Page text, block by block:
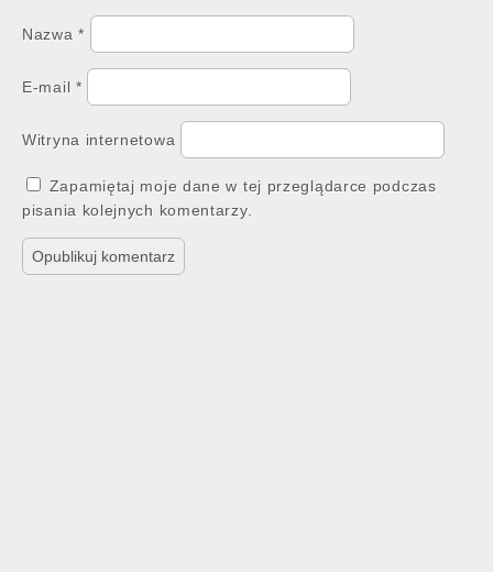
Nazwa*
E-mail *
Witryna internetowa
Zapamiętaj moje dane w tej przeglądarce podczas
pisania kolejnych komentarzy.